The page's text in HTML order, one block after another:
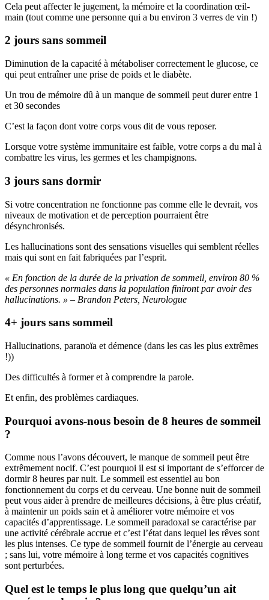
Cela peut affecter le jugement, la mémoire et la coordination œil-
main (tout comme une personne qui a bu environ 3 verres de vin !)
2 jours sans sommeil
Diminution de la capacité à métaboliser correctement le glucose, ce
qui peut entraîner une prise de poids et le diabète.
Un trou de mémoire dû à un manque de sommeil peut durer entre 1
et 30 secondes
C’est la façon dont votre corps vous dit de vous reposer.
Lorsque votre système immunitaire est faible, votre corps a du mal à
combattre les virus, les germes et les champignons.
3 jours sans dormir
Si votre concentration ne fonctionne pas comme elle le devrait, vos
niveaux de motivation et de perception pourraient être
désynchronisés.
Les hallucinations sont des sensations visuelles qui semblent réelles
mais qui sont en fait fabriquées par l’esprit.
« En fonction de la durée de la privation de sommeil, environ 80 %
des personnes normales dans la population finiront par avoir des
hallucinations. » – Brandon Peters, Neurologue
4+ jours sans sommeil
Hallucinations, paranoïa et démence (dans les cas les plus extrêmes
!))
Des difficultés à former et à comprendre la parole.
Et enfin, des problèmes cardiaques.
Pourquoi avons-nous besoin de 8 heures de sommeil
?
Comme nous l’avons découvert, le manque de sommeil peut être
extrêmement nocif. C’est pourquoi il est si important de s’efforcer de
dormir 8 heures par nuit. Le sommeil est essentiel au bon
fonctionnement du corps et du cerveau. Une bonne nuit de sommeil
peut vous aider à prendre de meilleures décisions, à être plus créatif,
à maintenir un poids sain et à améliorer votre mémoire et vos
capacités d’apprentissage. Le sommeil paradoxal se caractérise par
une activité cérébrale accrue et c’est l’état dans lequel les rêves sont
les plus intenses. Ce type de sommeil fournit de l’énergie au cerveau
; sans lui, votre mémoire à long terme et vos capacités cognitives
sont perturbées.
Quel est le temps le plus long que quelqu’un ait